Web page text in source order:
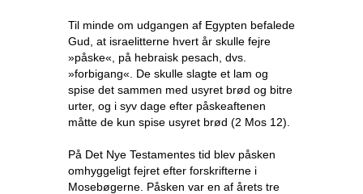
Til minde om udgangen af Egypten befalede
Gud, at israelitterne hvert år skulle fejre
»påske«, på hebraisk pesach, dvs.
»forbigang«. De skulle slagte et lam og
spise det sammen med usyret brød og bitre
urter, og i syv dage efter påskeaftenen
måtte de kun spise usyret brød (2 Mos 12).
På Det Nye Testamentes tid blev påsken
omhyggeligt fejret efter forskrifterne i
Mosebøgerne. Påsken var en af årets tre